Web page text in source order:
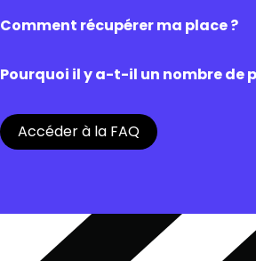
Comment récupérer ma place ?
caisse du cinéma. Une fois scanné,
Pourquoi il y a-t-il un nombre de
Chaque cinéma est libre de
Accéder à la FAQ